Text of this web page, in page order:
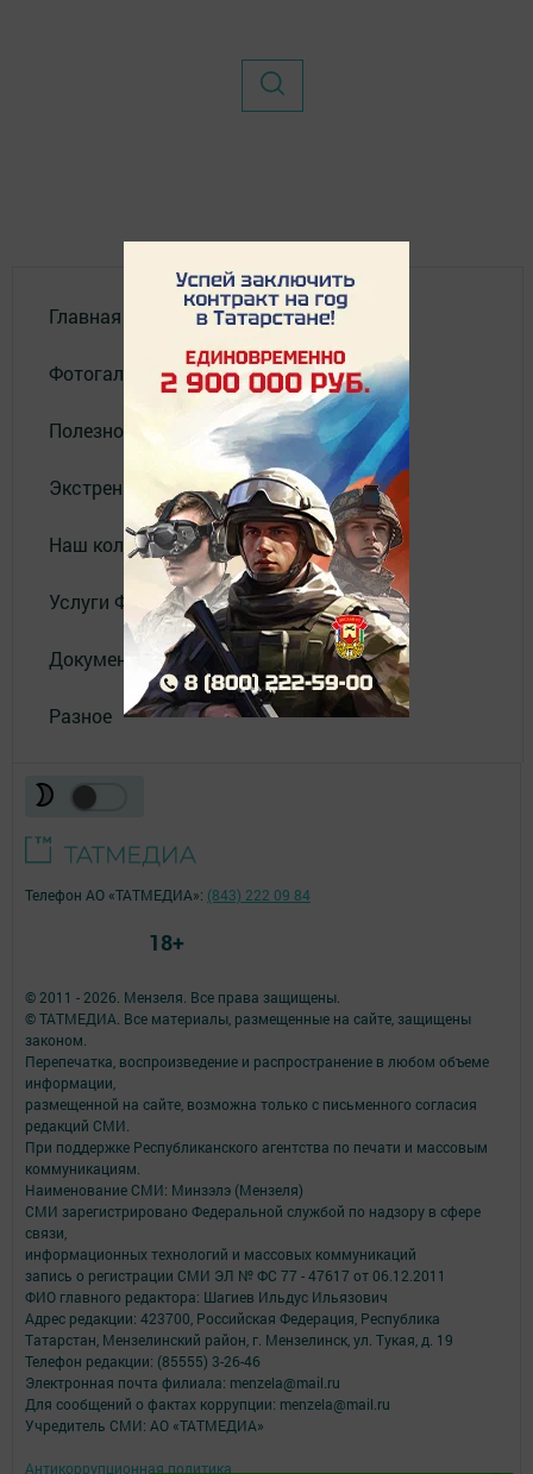
Главная
Фотогалереи
Полезное
Экстренные службы
Наш коллектив
Услуги Филиала АО "ТАТМЕДИА"
Документы
Разное
© 2011 - 2026. Мензеля. Все права защищены.
© ТАТМЕДИА. Все материалы, размещенные на сайте, защищены
законом.
Перепечатка, воспроизведение и распространение в любом объеме
информации,
размещенной на сайте, возможна только с письменного согласия
редакций СМИ.
При поддержке Республиканского агентства по печати и массовым
коммуникациям.
Наименование СМИ: Минзэлэ (Мензеля)
СМИ зарегистрировано Федеральной службой по надзору в сфере
связи,
информационных технологий и массовых коммуникаций
запись о регистрации СМИ ЭЛ № ФС 77 - 47617 от 06.12.2011
ФИО главного редактора: Шагиев Ильдус Ильязович
Адрес редакции: 423700, Российская Федерация, Республика
Татарстан, Мензелинский район, г. Мензелинск, ул. Тукая, д. 19
Телефон редакции: (85555) 3-26-46
Электронная почта филиала: menzela@mail.ru
Для сообщений о фактах коррупции: menzela@mail.ru
Учредитель СМИ: АО «ТАТМЕДИА»
Антикоррупционная политика
Телефон АО «ТАТМЕДИА»: (843) 222 09 84
18+